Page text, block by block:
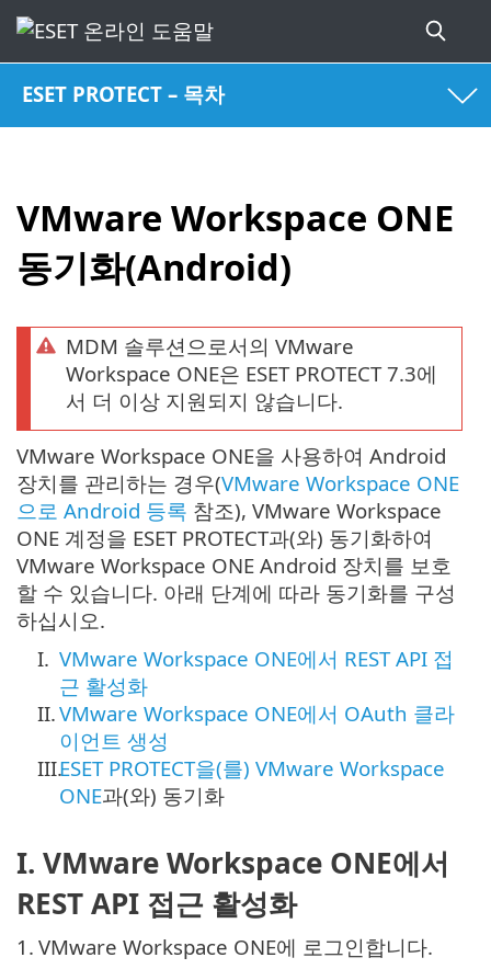
ESET PROTECT – 목차
VMware Workspace ONE
동기화(Android)
MDM 솔루션으로서의 VMware
Workspace ONE은 ESET PROTECT 7.3에
서 더 이상 지원되지 않습니다.
VMware Workspace ONE을 사용하여 Android
장치를 관리하는 경우(VMware Workspace ONE
으로 Android 등록 참조), VMware Workspace
ONE 계정을 ESET PROTECT과(와) 동기화하여
VMware Workspace ONE Android 장치를 보호
할 수 있습니다. 아래 단계에 따라 동기화를 구성
하십시오.
I. VMware Workspace ONE에서 REST API 접
근 활성화
II.VMware Workspace ONE에서 OAuth 클라
이언트 생성
III.ESET PROTECT을(를) VMware Workspace
ONE과(와) 동기화
I. VMware Workspace ONE에서
REST API 접근 활성화
1. VMware Workspace ONE에 로그인합니다.